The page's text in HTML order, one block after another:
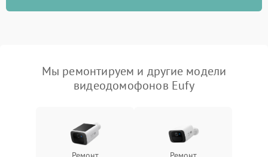
Мы ремонтируем и другие модели
видеодомофонов Eufy